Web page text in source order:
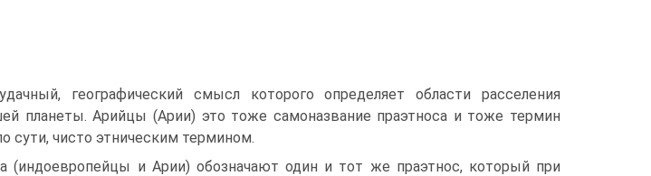
географический смысл которого определяет области расселения
планеты. Арийцы (Арии) это тоже самоназвание праэтноса и тоже термин
сути, чисто этническим термином.
(индоевропейцы и Арии) обозначают один и тот же праэтнос, который при